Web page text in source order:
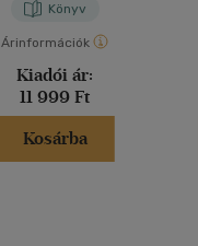
Könyv
Árinformációk
Kiadói ár:
11 999 Ft
Kosárba